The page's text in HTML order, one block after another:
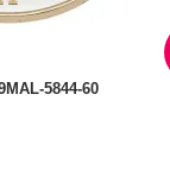
5844-60